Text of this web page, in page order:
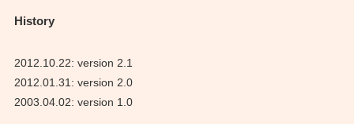
History
2012.10.22: version 2.1
2012.01.31: version 2.0
2003.04.02: version 1.0